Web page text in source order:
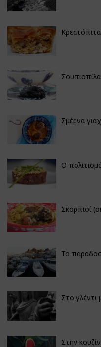
Σμέρνα
Ο
Σκορπιοί
Το
Στο γλέντι
Στην